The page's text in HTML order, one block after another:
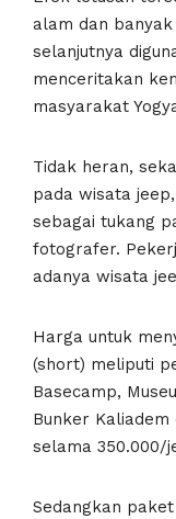
alam dan
selanjutnya
menceritakan
masyarakat
Tidak heran,
pada wisata
sebagai tukang
fotografer.
adanya wisata
Harga untuk
(short) meliputi
Basecamp,
Bunker
selama 350.000/
Sedangkan